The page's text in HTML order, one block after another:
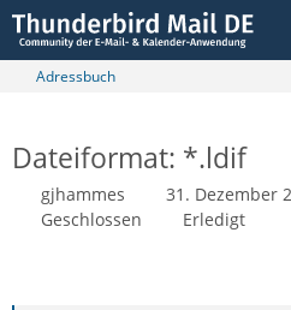
Adressbuch
Dateiformat: *.ldif
gjhammes
31. Dezember
Geschlossen
Erledigt